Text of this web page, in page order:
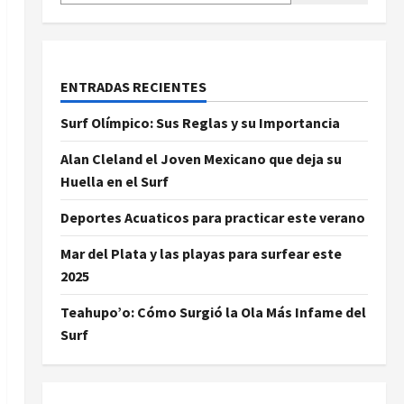
ENTRADAS RECIENTES
Surf Olímpico: Sus Reglas y su Importancia
Alan Cleland el Joven Mexicano que deja su
Huella en el Surf
Deportes Acuaticos para practicar este verano
Mar del Plata y las playas para surfear este
2025
Teahupo’o: Cómo Surgió la Ola Más Infame del
Surf